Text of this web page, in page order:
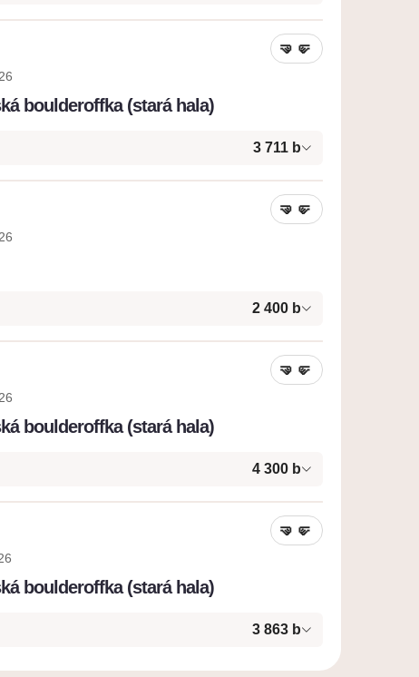
🤜 🤛
boulderoffka (stará hala)
3 711 b
🤜 🤛
2 400 b
🤜 🤛
boulderoffka (stará hala)
4 300 b
🤜 🤛
boulderoffka (stará hala)
3 863 b